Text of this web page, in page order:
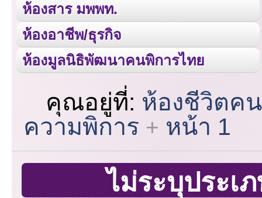
ห้องสาร มพพท.
ห้องอาชีพ/ธุรกิจ
ห้องมูลนิธิพัฒนาคนพิการไทย
คุณอยู่ที่: ห้องชีวิตค
ความพิการ
หน้า 1
ไม่ระบุประเ